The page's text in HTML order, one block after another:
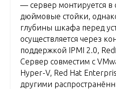
— сервер монтируется в
дюймовые стойки,
глубины шкафа перед
осуществляется через
поддержкой IPMI 2.0,
Сервер совместим с
Hyper-V, Red Hat
другими